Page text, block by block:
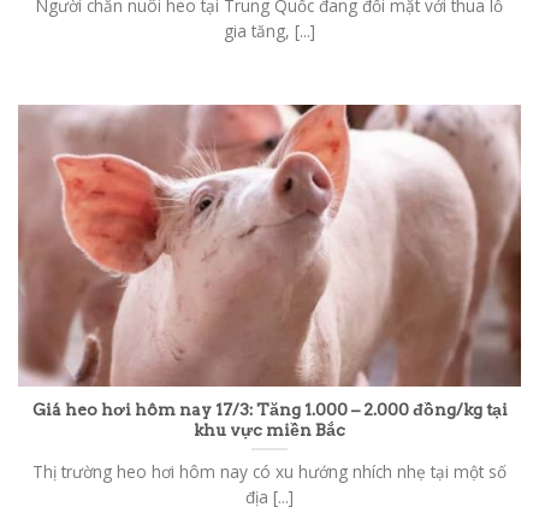
Người chăn nuôi heo tại Trung Quốc đang đối mặt với thua lỗ
gia tăng, [...]
Giá heo hơi hôm nay 17/3: Tăng 1.000 – 2.000 đồng/kg tại
khu vực miền Bắc
Thị trường heo hơi hôm nay có xu hướng nhích nhẹ tại một số
địa [...]